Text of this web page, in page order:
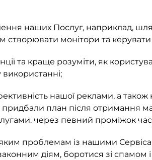
наших Послуг, наприклад,
створювати монітори та
та краще розуміти, як
нашої реклами, а
план після отримання
через певний проміжок
проблемам із нашими
діям, боротися зі спамом